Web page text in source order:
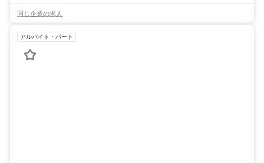
同じ企業の求人
アルバイト・パート